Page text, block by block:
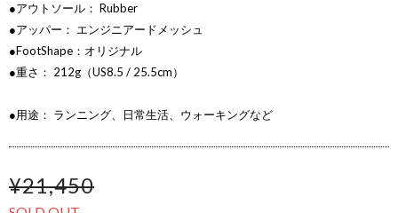
●アウトソール： Rubber
●アッパー： エンジニアードメッシュ
●FootShape：オリジナル
●重さ： 212g（US8.5 / 25.5cm）
●用途： ランニング、日常生活、ウォーキングなど
¥21,450